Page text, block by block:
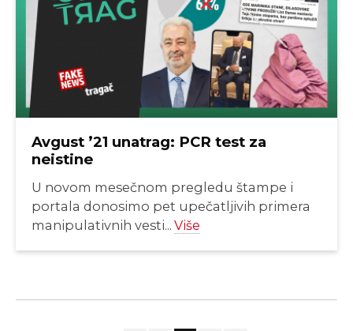
Avgust ’21 unatrag: PCR test za
neistine
U novom mesečnom pregledu štampe i
portala donosimo pet upečatljivih primera
manipulativnih vesti... Više